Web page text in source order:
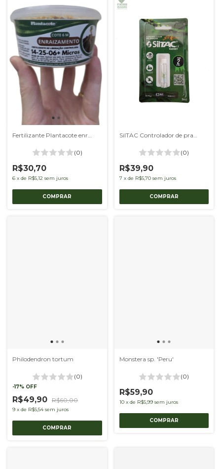
(0)
R$30,70
6 x de R$5,12 sem juros
(0)
R$39,90
7 x de R$5,70 sem juros
Philodendron tortum
(0)
-17% OFF
R$49,90 R$60,00
9 x de R$5,54 sem juros
Monstera sp. 'Peru'
(0)
R$59,90
10 x de R$5,99 sem juros